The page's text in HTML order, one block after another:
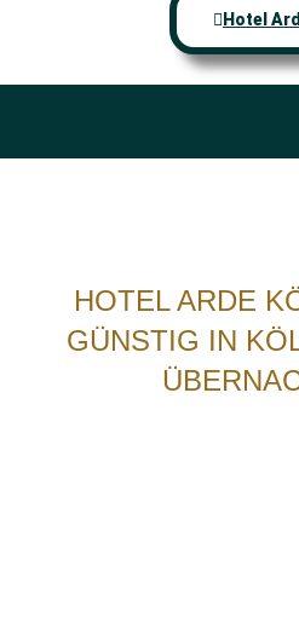
Hotel
HOTEL ARDE
GÜNSTIG IN